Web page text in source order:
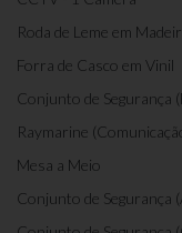
Roda de Leme em
Forra de Casco em Vinil
Conjunto de Segurança
Raymarine
Mesa a Meio
Conjunto de Segurança